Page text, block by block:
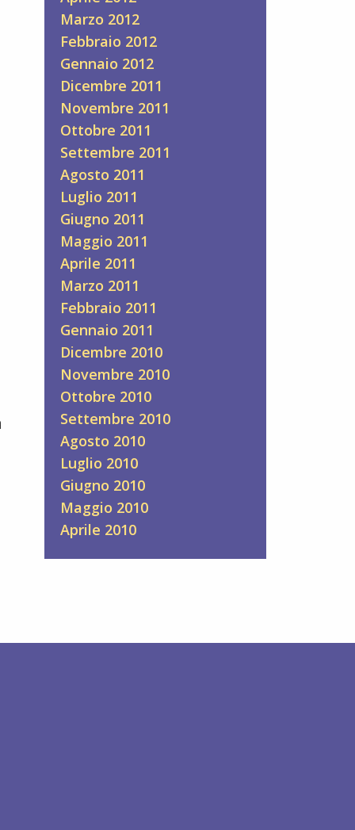
Marzo 2012
Febbraio 2012
Gennaio 2012
Dicembre 2011
Novembre 2011
Ottobre 2011
Settembre 2011
Agosto 2011
Luglio 2011
Giugno 2011
Maggio 2011
Aprile 2011
Marzo 2011
Febbraio 2011
Gennaio 2011
Dicembre 2010
Novembre 2010
Ottobre 2010
Settembre 2010
Agosto 2010
Luglio 2010
Giugno 2010
Maggio 2010
Aprile 2010